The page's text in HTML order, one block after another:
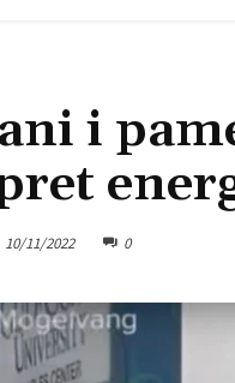
i
10/11/2022 0